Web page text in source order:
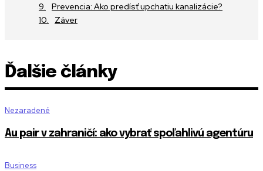
Prevencia: Ako predísť upchatiu kanalizácie?
Záver
Ďalšie články
Nezaradené
Au pair v zahraničí: ako vybrať spoľahlivú agentúru
Business